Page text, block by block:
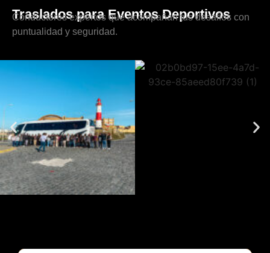
Traslados para Eventos Deportivos
Conductores expertos que acompañan tus desafíos con
puntualidad y seguridad.